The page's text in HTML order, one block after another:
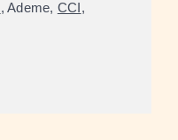
, Ademe, CCI,